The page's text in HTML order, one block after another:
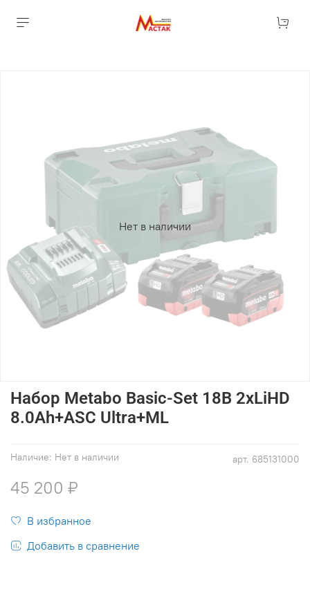
Нет в наличии
арт. 685131000
Наличие: Нет в наличии
Набор Metabo Basic-Set 18В 2хLiHD
8.0Ah+ASC Ultra+ML
45 200 ₽
В избранное
Добавить в сравнение